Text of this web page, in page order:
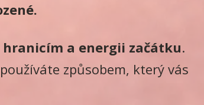
a energii začátku.
způsobem, který vás